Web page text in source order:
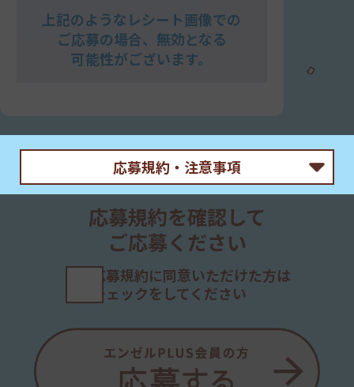
上記のようなレシート画像での
ご応募の場合、無効となる
可能性がございます。
応募規約・注意事項
森永製菓株式会社（以下「当社」といいます）が主催
する「チョコボール×サンリオキャラクターズ プレゼ
ントキャンペーン」（以下「本キャンペーン」といいま
す）にご応募の方（以下「応募者」といいます）は、
以下をよくお読みいただき、同意の上、ご応募くださ
い。本キャンペーンにご応募された場合には、本規約
格は、本規約に同意された方、かつ日本国内にお住ま
いで、賞品発送先が日本国内の方に限らせていただき
ます。
応募規約を確認して
ご応募ください
応募規約に同意いただけた方は
チェックをしてください